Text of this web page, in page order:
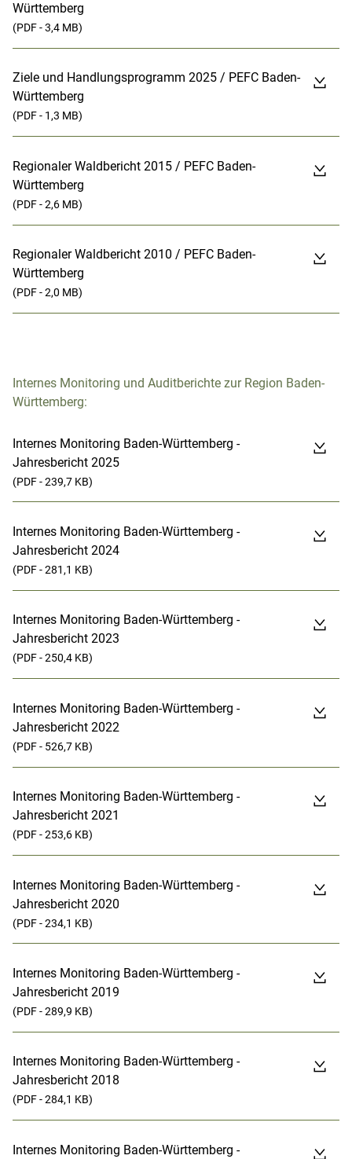
Württemberg
(PDF - 3,4 MB)
Ziele und Handlungsprogramm 2025 / PEFC Baden-
Württemberg
(PDF - 1,3 MB)
Regionaler Waldbericht 2015 / PEFC Baden-
Württemberg
(PDF - 2,6 MB)
Regionaler Waldbericht 2010 / PEFC Baden-
Württemberg
(PDF - 2,0 MB)
Internes Monitoring und Auditberichte zur Region Baden-
Württemberg:
Internes Monitoring Baden-Württemberg -
Jahresbericht 2025
(PDF - 239,7 KB)
Internes Monitoring Baden-Württemberg -
Jahresbericht 2024
(PDF - 281,1 KB)
Internes Monitoring Baden-Württemberg -
Jahresbericht 2023
(PDF - 250,4 KB)
Internes Monitoring Baden-Württemberg -
Jahresbericht 2022
(PDF - 526,7 KB)
Internes Monitoring Baden-Württemberg -
Jahresbericht 2021
(PDF - 253,6 KB)
Internes Monitoring Baden-Württemberg -
Jahresbericht 2020
(PDF - 234,1 KB)
Internes Monitoring Baden-Württemberg -
Jahresbericht 2019
(PDF - 289,9 KB)
Internes Monitoring Baden-Württemberg -
Jahresbericht 2018
(PDF - 284,1 KB)
Internes Monitoring Baden-Württemberg -